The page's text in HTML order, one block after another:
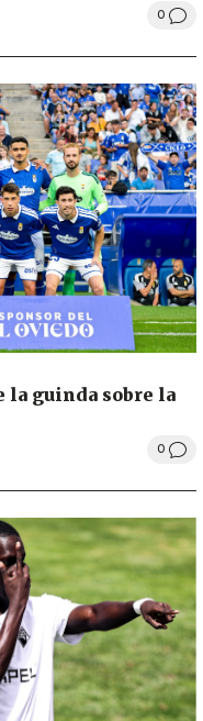
0
la guinda sobre la
0